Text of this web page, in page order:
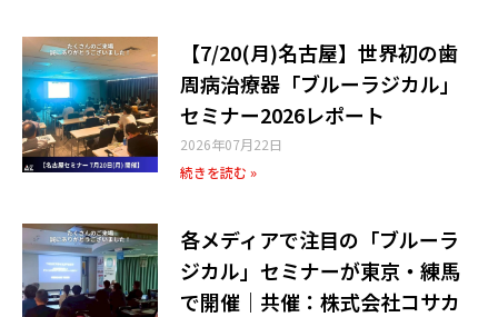
【7/20(月)名古屋】世界初の歯
周病治療器「ブルーラジカル」
セミナー2026レポート
2026年07月22日
続きを読む »
各メディアで注目の「ブルーラ
ジカル」セミナーが東京・練馬
で開催｜共催：株式会社コサカ